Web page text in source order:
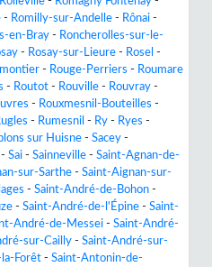
- Romilly-sur-Andelle - Rônai -
en-Bray - Roncherolles-sur-le-
- Rosay-sur-Lieure - Rosel -
- Rouge-Perriers - Roumare
- Routot - Rouville - Rouvray -
- Rouxmesnil-Bouteilles -
- Rumesnil - Ry - Ryes -
sur Huisne - Sacey -
- Sai - Sainneville - Saint-Agnan-de-
sur-Sarthe - Saint-Aignan-sur-
- Saint-André-de-Bohon -
- Saint-André-de-l'Épine - Saint-
André-de-Messei - Saint-André-
sur-Cailly - Saint-André-sur-
Forêt - Saint-Antonin-de-